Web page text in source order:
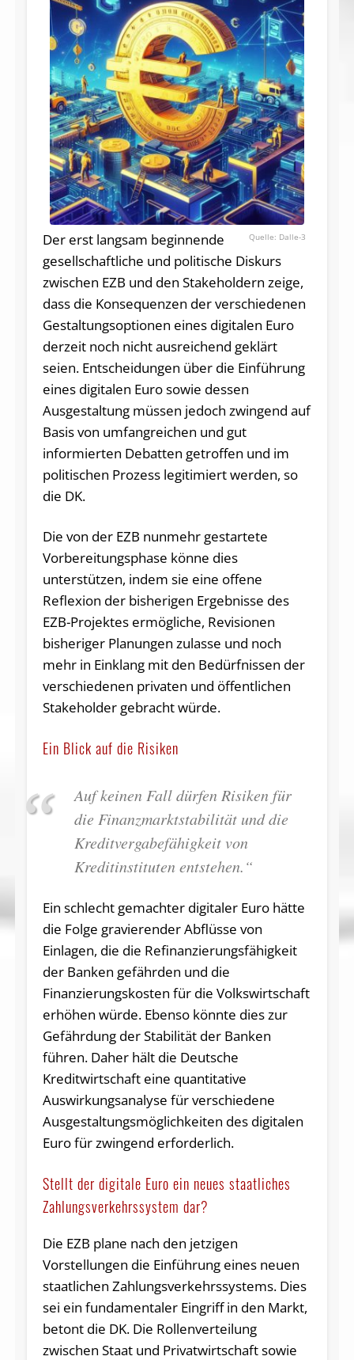
Dalle-3
Der erst langsam beginnende
gesellschaftliche und politische Diskurs
zwischen EZB und den Stakeholdern zeige,
dass die Konsequenzen der verschiedenen
Gestaltungsoptionen eines digitalen Euro
derzeit noch nicht ausreichend geklärt
seien. Entscheidungen über die Einführung
eines digitalen Euro sowie dessen
Ausgestaltung müssen jedoch zwingend auf
Basis von umfangreichen und gut
informierten Debatten getroffen und im
politischen Prozess legitimiert werden, so
die DK.
Die von der EZB nunmehr gestartete
Vorbereitungsphase könne dies
unterstützen, indem sie eine offene
Reflexion der bisherigen Ergebnisse des
EZB-Projektes ermögliche, Revisionen
bisheriger Planungen zulasse und noch
mehr in Einklang mit den Bedürfnissen der
verschiedenen privaten und öffentlichen
Stakeholder gebracht würde.
Ein Blick auf die Risiken
Auf keinen Fall dürfen Risiken für
die Finanzmarktstabilität und die
Kreditvergabefähigkeit von
Kreditinstituten entstehen.“
Ein schlecht gemachter digitaler Euro hätte
die Folge gravierender Abflüsse von
Einlagen, die die Refinanzierungsfähigkeit
der Banken gefährden und die
Finanzierungskosten für die Volkswirtschaft
erhöhen würde. Ebenso könnte dies zur
Gefährdung der Stabilität der Banken
führen. Daher hält die Deutsche
Kreditwirtschaft eine quantitative
Auswirkungsanalyse für verschiedene
Ausgestaltungsmöglichkeiten des digitalen
Euro für zwingend erforderlich.
Stellt der digitale Euro ein neues staatliches
Zahlungsverkehrssystem dar?
Die EZB plane nach den jetzigen
Vorstellungen die Einführung eines neuen
staatlichen Zahlungsverkehrssystems. Dies
sei ein fundamentaler Eingriff in den Markt,
betont die DK. Die Rollenverteilung
zwischen Staat und Privatwirtschaft sowie